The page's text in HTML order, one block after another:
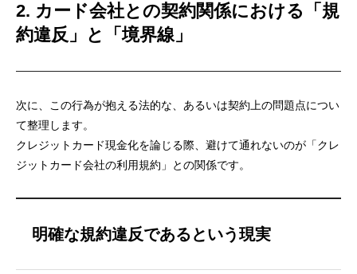
2. カード会社との契約関係における「規
約違反」と「境界線」
次に、この行為が抱える法的な、あるいは契約上の問題点につい
て整理します。
クレジットカード現金化を論じる際、避けて通れないのが「クレ
ジットカード会社の利用規約」との関係です。
明確な規約違反であるという現実